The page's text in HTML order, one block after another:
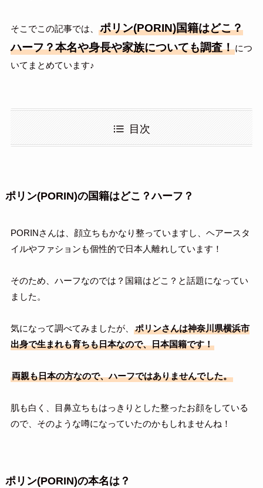
そこでこの記事では、
ポリン(PORIN)国籍はどこ？
ハーフ？本名や身長や家族についても調査！につ
いてまとめています♪
目次
ポリン(PORIN)の国籍はどこ？ハーフ？
PORINさんは、顔立ちもかなり整っていますし、ヘアースタ
イルやファションも個性的で日本人離れしています！
そのため、ハーフなのでは？国籍はどこ？と話題になってい
ました。
気になって調べてみましたが、
ポリンさんは神奈川県横浜市
出身で生まれも育ちも日本なので、日本国籍です！
両親も日本の方なので、ハーフではありませんでした。
肌も白く、目鼻立ちもはっきりとした整ったお顔をしている
ので、そのような噂になっていたのかもしれませんね！
ポリン(PORIN)の本名は？